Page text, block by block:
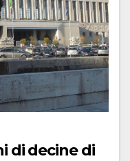
di decine di